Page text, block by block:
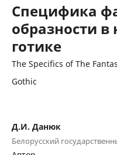
Специфика
образности в
готике
The Specifics of The
Gothic
Д.И. Данюк
Белорусский